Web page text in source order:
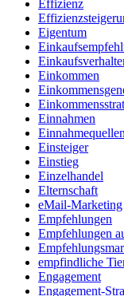
Effizienz
Eigentum
Einkommen
Einnahmen
Einnahmequellen
Einsteiger
Einstieg
Einzelhandel
Elternschaft
eMail-Marketing
Empfehlungen
Empfehlungen
empfindliche
Engagement
Engagement-